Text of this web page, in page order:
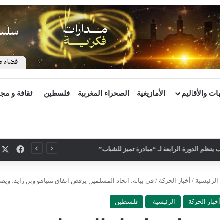
والأقاليم الأمازيغية الصحراء المغربية فلسطين ثقافة و
الدورة الرابعة لـ “مبادرة تميز للشباب”
الرئيسية / أخبار الحركة / في بيانه، اتحاد المسلمين يرفض اتفاق نتنياهو وبن زايد،
أخبار الحركة الرئيسية- فلسطين